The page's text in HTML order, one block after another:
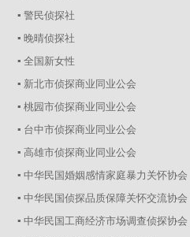
▪ 警民侦探社
▪ 晚晴侦探社
▪ 全国新女性
▪ 新北市侦探商业同业公会
▪ 桃园市侦探商业同业公会
▪ 台中市侦探商业同业公会
▪ 高雄市侦探商业同业公会
▪ 中华民国婚姻感情家庭暴力关怀协会
▪ 中华民国侦探品质保障关怀交流协会
▪ 中华民国工商经济市场调查侦探协会